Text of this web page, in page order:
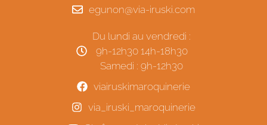
egunon@via-iruski.com
Du lundi au vendredi :
9h-12h30 14h-18h30
Samedi : 9h-12h30
viairuskimaroquinerie
via_iruski_maroquinerie